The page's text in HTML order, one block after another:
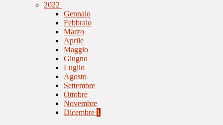
2022
Gennaio
Febbraio
Marzo
Aprile
Maggio
Giugno
Luglio
Agosto
Settembre
Ottobre
Novembre
Dicembre 1